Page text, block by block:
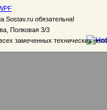
Sostav.ru обязательна!
Полковая 3/3
замеченных технических